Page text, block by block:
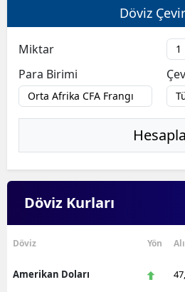
Döviz
Miktar
Para Birimi
Hesapla
Döviz Kurları
Döviz Yön
Amerikan Doları